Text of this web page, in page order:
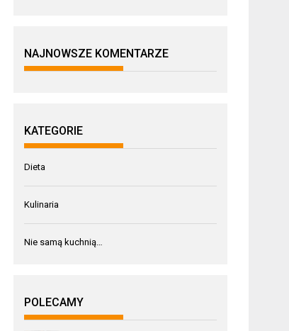
NAJNOWSZE KOMENTARZE
KATEGORIE
Dieta
Kulinaria
Nie samą kuchnią…
POLECAMY